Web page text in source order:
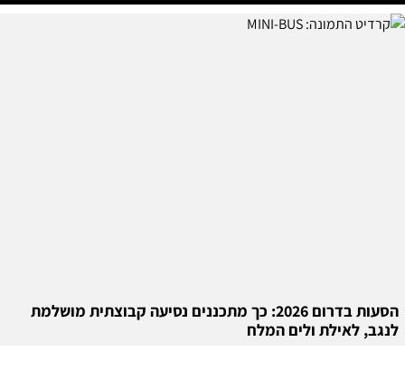
הסעות בדרום 2026: כך מתכננים נסיעה קבוצתית מושלמת
לנגב, לאילת ולים המלח